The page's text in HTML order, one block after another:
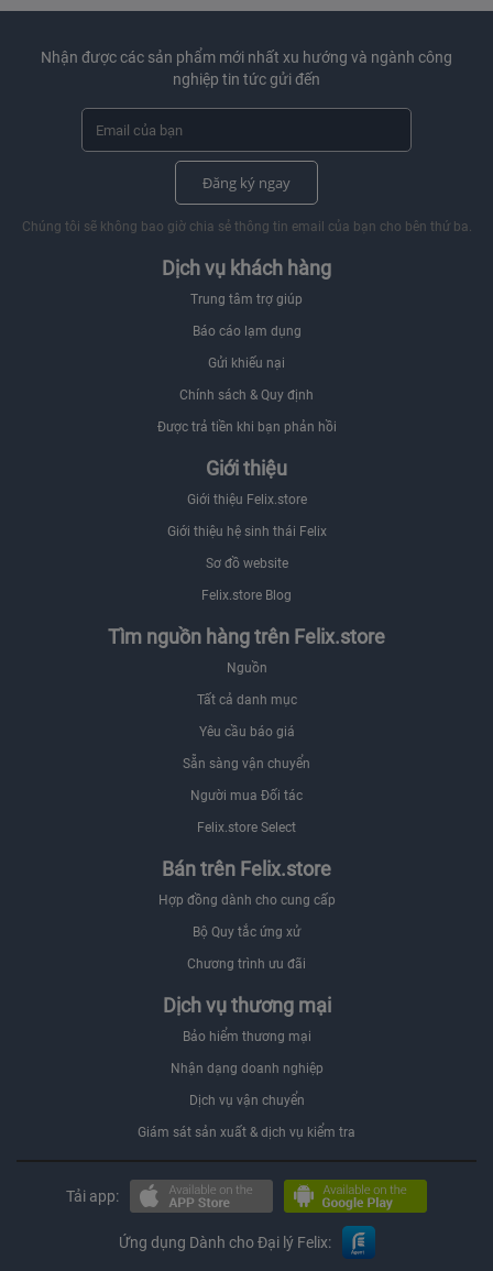
Nhận được các sản phẩm mới nhất xu hướng và ngành công
nghiệp tin tức gửi đến
Đăng ký ngay
Chúng tôi sẽ không bao giờ chia sẻ thông tin email của bạn cho bên thứ ba.
Dịch vụ khách hàng
Trung tâm trợ giúp
Báo cáo lạm dụng
Gửi khiếu nại
Chính sách & Quy định
Được trả tiền khi bạn phản hồi
Giới thiệu
Giới thiệu Felix.store
Giới thiệu hệ sinh thái Felix
Sơ đồ website
Felix.store Blog
Tìm nguồn hàng trên Felix.store
Nguồn
Tất cả danh mục
Yêu cầu báo giá
Sẵn sàng vận chuyển
Người mua Đối tác
Felix.store Select
Bán trên Felix.store
Hợp đồng dành cho cung cấp
Bộ Quy tắc ứng xử
Chương trình ưu đãi
Dịch vụ thương mại
Bảo hiểm thương mại
Nhận dạng doanh nghiệp
Dịch vụ vận chuyển
Giám sát sản xuất & dịch vụ kiểm tra
Tải app:
Ứng dụng Dành cho Đại lý Felix: